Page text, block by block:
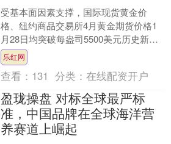
受基本面因素支撑，国际现货黄金价
格、纽约商品交易所4月黄金期货价格1
月28日均突破每盎司5500美元历史新
高。 图为1月29日，在浙江省湖州市德清
县禹越镇的一家....
乐红网
查看： 131 分类：在线配资开户
盈珑操盘 对标全球最严标
准，中国品牌在全球海洋营
养赛道上崛起